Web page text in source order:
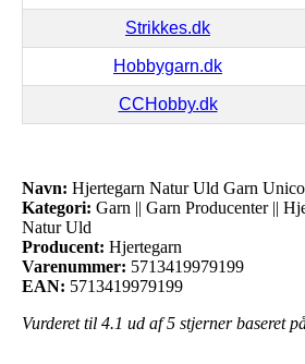
Strikkes.dk
Hobbygarn.dk
CCHobby.dk
Navn: Hjertegarn Natur Uld Garn
Kategori: Garn || Garn Producenter ||
Natur Uld
Producent: Hjertegarn
Varenummer: 5713419979199
EAN: 5713419979199
Vurderet til 4.1 ud af 5 stjerner baseret